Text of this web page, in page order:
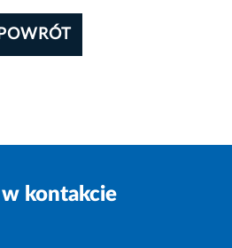
POWRÓT
w kontakcie